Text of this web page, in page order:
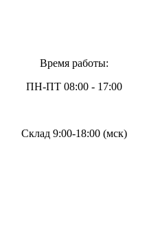
Время работы:
ПН-ПТ 08:00 - 17:00
Склад 9:00-18:00 (мск)